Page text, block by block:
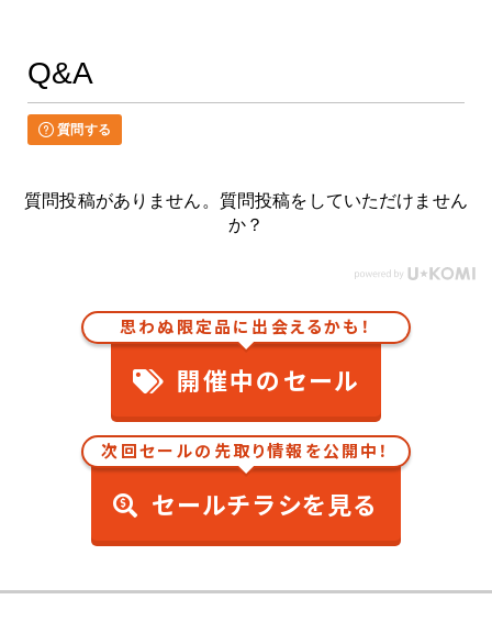
Q&A
質問する
質問投稿がありません。質問投稿をしていただけません
か？
思わぬ限定品に出会えるかも！
開催中のセール
次回セールの先取り情報を公開中！
セールチラシを見る